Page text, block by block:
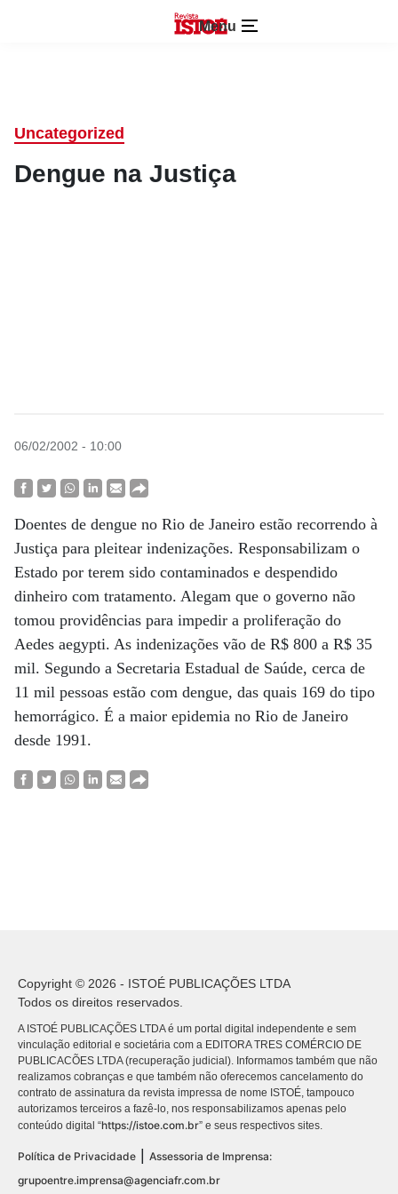
Menu
Uncategorized
Dengue na Justiça
06/02/2002 - 10:00
Doentes de dengue no Rio de Janeiro estão recorrendo à
Justiça para pleitear indenizações. Responsabilizam o
Estado por terem sido contaminados e despendido
dinheiro com tratamento. Alegam que o governo não
tomou providências para impedir a proliferação do
Aedes aegypti. As indenizações vão de R$ 800 a R$ 35
mil. Segundo a Secretaria Estadual de Saúde, cerca de
11 mil pessoas estão com dengue, das quais 169 do tipo
hemorrágico. É a maior epidemia no Rio de Janeiro
desde 1991.
Copyright © 2026 - ISTOÉ PUBLICAÇÕES LTDA
Todos os direitos reservados.
A ISTOÉ PUBLICAÇÕES LTDA é um portal digital independente e sem
vinculação editorial e societária com a EDITORA TRES COMÉRCIO DE
PUBLICACÕES LTDA (recuperação judicial). Informamos também que não
realizamos cobranças e que também não oferecemos cancelamento do
contrato de assinatura da revista impressa de nome ISTOÉ, tampouco
autorizamos terceiros a fazê-lo, nos responsabilizamos apenas pelo
conteúdo digital “https://istoe.com.br” e seus respectivos sites.
Política de Privacidade
Assessoria de Imprensa:
grupoentre.imprensa@agenciafr.com.br